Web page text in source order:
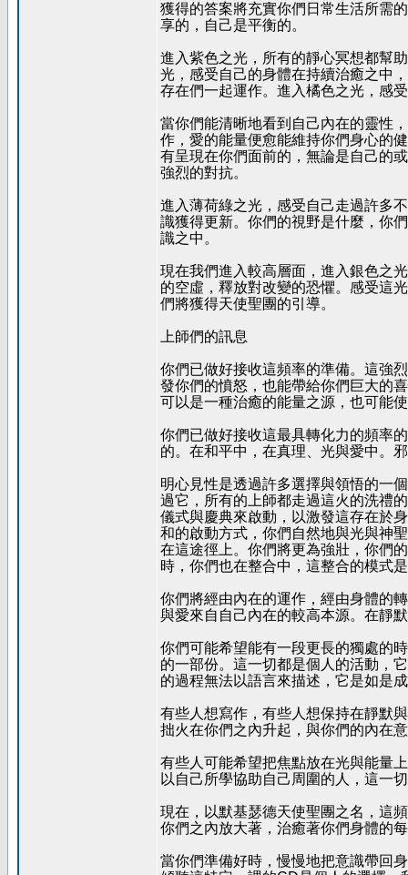
獲得的答案將充實你們日常生活所需
享的，自己是平衡的。
進入紫色之光，所有的靜心冥想都幫
光，感受自己的身體在持續治癒之中
存在們一起運作。進入橘色之光，感
當你們能清晰地看到自己內在的靈性
作，愛的能量便愈能維持你們身心的
有呈現在你們面前的，無論是自己的
強烈的對抗。
進入薄荷綠之光，感受自己走過許多
識獲得更新。你們的視野是什麼，你
識之中。
現在我們進入較高層面，進入銀色之
的空虛，釋放對改變的恐懼。感受這
們將獲得天使聖團的引導。
上師們的訊息
你們已做好接收這頻率的準備。這強
發你們的憤怒，也能帶給你們巨大的
可以是一種治癒的能量之源，也可能
你們已做好接收這最具轉化力的頻率
的。在和平中，在真理、光與愛中。
明心見性是透過許多選擇與領悟的一
過它，所有的上師都走過這火的洗禮
儀式與慶典來啟動，以激發這存在於
和的啟動方式，你們自然地與光與神
在這途徑上。你們將更為強壯，你們
時，你們也在整合中，這整合的模式
你們將經由內在的運作，經由身體的
與愛來自自己內在的較高本源。在靜
你們可能希望能有一段更長的獨處的
的一部份。這一切都是個人的活動，
的過程無法以語言來描述，它是如是
有些人想寫作，有些人想保持在靜默
拙火在你們之內升起，與你們的內在
有些人可能希望把焦點放在光與能量
以自己所學協助自己周圍的人，這一
現在，以默基瑟德天使聖團之名，這
你們之內放大著，治癒著你們身體的
當你們準備好時，慢慢地把意識帶回